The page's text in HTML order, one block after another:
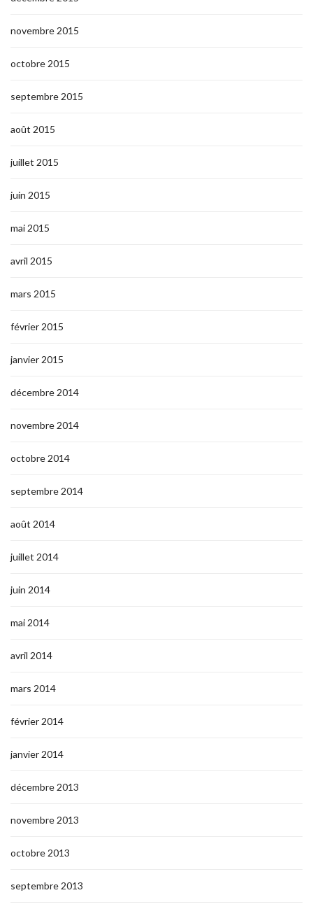
novembre 2015
octobre 2015
septembre 2015
août 2015
juillet 2015
juin 2015
mai 2015
avril 2015
mars 2015
février 2015
janvier 2015
décembre 2014
novembre 2014
octobre 2014
septembre 2014
août 2014
juillet 2014
juin 2014
mai 2014
avril 2014
mars 2014
février 2014
janvier 2014
décembre 2013
novembre 2013
octobre 2013
septembre 2013